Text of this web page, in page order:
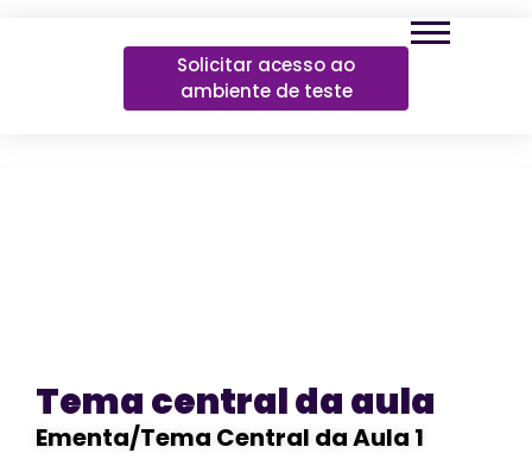
Solicitar acesso ao
ambiente de teste
Tema central da aula
Ementa/Tema Central da Aula 1